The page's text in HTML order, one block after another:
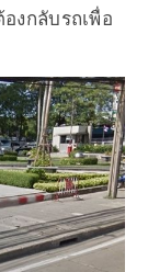
งกลับรถเพื่อ